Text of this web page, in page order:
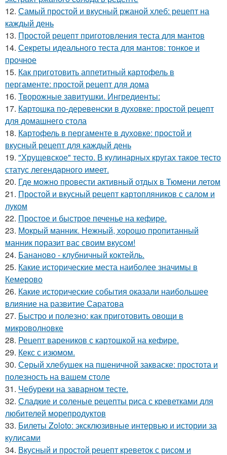
12. Самый простой и вкусный ржаной хлеб: рецепт на
каждый день
13. Простой рецепт приготовления теста для мантов
14. Секреты идеального теста для мантов: тонкое и
прочное
15. Как приготовить аппетитный картофель в
пергаменте: простой рецепт для дома
16. Творожные завитушки. Ингредиенты:
17. Картошка по-деревенски в духовке: простой рецепт
для домашнего стола
18. Картофель в пергаменте в духовке: простой и
вкусный рецепт для каждый день
19. "Хрущевское" тесто. В кулинарных кругах такое тесто
статус легендарного имеет.
20. Где можно провести активный отдых в Тюмени летом
21. Простой и вкусный рецепт картопляников с салом и
луком
22. Простое и быстрое печенье на кефире.
23. Мокрый манник. Нежный, хорошо пропитанный
манник поразит вас своим вкусом!
24. Бананово - клубничный коктейль.
25. Какие исторические места наиболее значимы в
Кемерово
26. Какие исторические события оказали наибольшее
влияние на развитие Саратова
27. Быстро и полезно: как приготовить овощи в
микроволновке
28. Рецепт вареников с картошкой на кефире.
29. Кекс с изюмом.
30. Серый хлебушек на пшеничной закваске: простота и
полезность на вашем столе
31. Чебуреки на заварном тесте.
32. Сладкие и соленые рецепты риса с креветками для
любителей морепродуктов
33. Билеты Zoloto: эксклюзивные интервью и истории за
кулисами
34. Вкусный и простой рецепт креветок с рисом и